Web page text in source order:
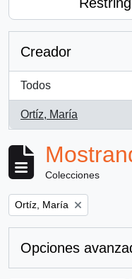
Creador
Todos
Ortíz, María
, 1 resultados
Colecciones
Remove filter:
Ortíz, María
Opciones